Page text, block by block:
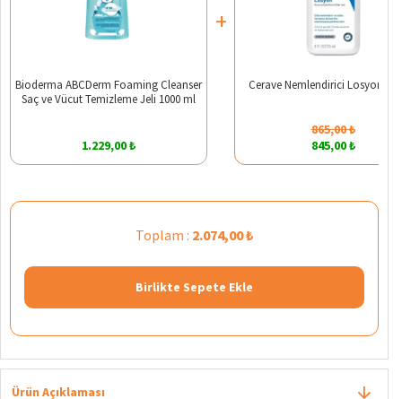
Bioderma ABCDerm Foaming Cleanser
Saç ve Vücut Temizleme Jeli 1000 ml
1.229,00 ₺
+
Cerave Nemlendirici Losyon
865,00 ₺
845,00 ₺
Toplam : 2.074,00 ₺
Birlikte Sepete Ekle
Ürün Açıklaması